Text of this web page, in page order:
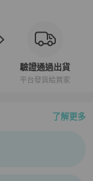
驗證通過出貨
平台發貨給買家
了解更多
介紹